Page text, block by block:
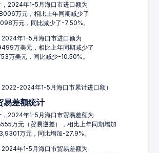
，2024年1-5月海口市进口额为
万元，相比上年同期减少了
万元，同比减少了-7.50%。
2024年1-5月海口市进口额为
万美元，相比上年同期减少了
万美元，同比减少-10.50%。
2022-2024年1-5月海口市累计进口额）
易差额统计
，2024年1-5月海口市贸易差额为
万元（贸易逆差），相比上年同期增加
万元，同比增加-27.9%。
2024年1-5月海口市贸易差额为